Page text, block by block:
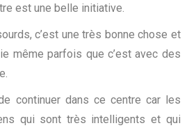
est une belle initiative.
c’est une très bonne chose et
même parfois que c’est avec des
continuer dans ce centre car les
qui sont très intelligents et qui